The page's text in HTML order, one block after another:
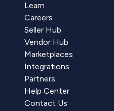
Learn
Careers
Seller Hub
Vendor Hub
Marketplaces
Integrations
Partners
Help Center
Contact Us